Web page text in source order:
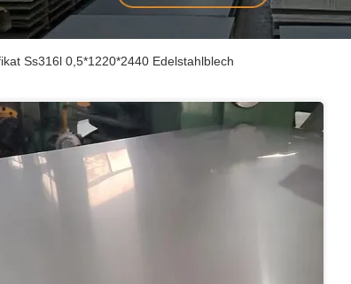
Ss316l 0,5*1220*2440 Edelstahlblech